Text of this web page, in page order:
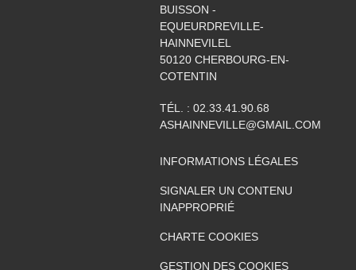
BUISSON -
EQUEURDREVILLE-
HAINNEVILEL
50120 CHERBOURG-EN-
COTENTIN
TÉL. : 02.33.41.90.68
ASHAINNEVILLE@GMAIL.COM
INFORMATIONS LÉGALES
SIGNALER UN CONTENU
INAPPROPRIÉ
CHARTE COOKIES
GESTION DES COOKIES